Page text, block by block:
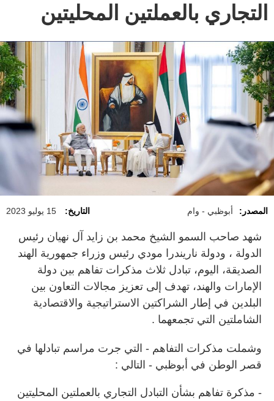
التجاري بالعملتين المحليتين
المصدر: أبوظبي - وام التاريخ: 15 يوليو 2023
شهد صاحب السمو الشيخ محمد بن زايد آل نهيان رئيس
الدولة ، ودولة ناريندرا مودي رئيس وزراء جمهورية الهند
الصديقة، اليوم، تبادل ثلاث مذكرات تفاهم بين دولة
الإمارات والهند، تهدف إلى تعزيز مجالات التعاون بين
البلدين في إطار الشراكتين الاستراتيجية والاقتصادية
الشاملتين التي تجمعهما .
وشملت مذكرات التفاهم - التي جرت مراسم تبادلها في
قصر الوطن في أبوظبي - التالي :
- مذكرة تفاهم بشأن التبادل التجاري بالعملتين المحليتين